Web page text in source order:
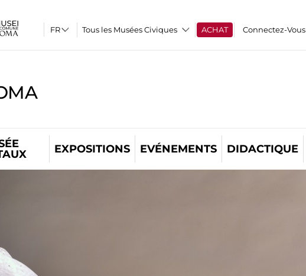
Tous les Musées Civiques ACHAT Connectez-Vous
EXPOSITIONS EVÉNEMENTS DIDACTIQUE